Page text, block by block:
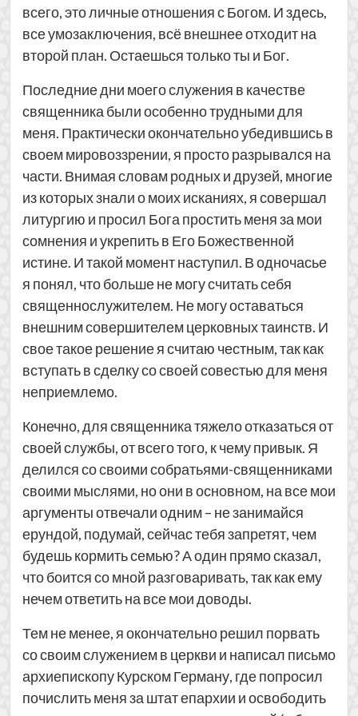
всего, это личные отношения с Богом. И здесь,
все умозаключения, всё внешнее отходит на
второй план. Остаешься только ты и Бог.
Последние дни моего служения в качестве
священника были особенно трудными для
меня. Практически окончательно убедившись в
своем мировоззрении, я просто разрывался на
части. Внимая словам родных и друзей, многие
из которых знали о моих исканиях, я совершал
литургию и просил Бога простить меня за мои
сомнения и укрепить в Его Божественной
истине. И такой момент наступил. В одночасье
я понял, что больше не могу считать себя
священнослужителем. Не могу оставаться
внешним совершителем церковных таинств. И
свое такое решение я считаю честным, так как
вступать в сделку со своей совестью для меня
неприемлемо.
Конечно, для священника тяжело отказаться от
своей службы, от всего того, к чему привык. Я
делился со своими собратьями-священниками
своими мыслями, но они в основном, на все мои
аргументы отвечали одним – не занимайся
ерундой, подумай, сейчас тебя запретят, чем
будешь кормить семью? А один прямо сказал,
что боится со мной разговаривать, так как ему
нечем ответить на все мои доводы.
Тем не менее, я окончательно решил порвать
со своим служением в церкви и написал письмо
архиепископу Курском Герману, где попросил
почислить меня за штат епархии и освободить